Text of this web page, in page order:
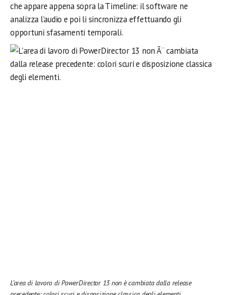
che appare appena sopra la Timeline: il software ne
analizza l’audio e poi li sincronizza effettuando gli
opportuni sfasamenti temporali.
L’area di lavoro di PowerDirector 13 non è cambiata dalla release